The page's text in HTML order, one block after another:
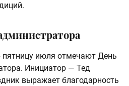
июля отмечают День
Инициатор — Тед
выражает благодарность